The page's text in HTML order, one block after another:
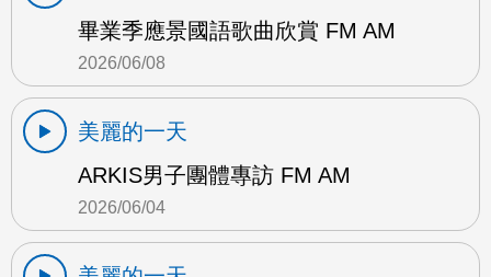
畢業季應景國語歌曲欣賞 FM AM
2026/06/08
美麗的一天
ARKIS男子團體專訪 FM AM
2026/06/04